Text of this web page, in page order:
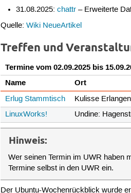
31.08.2025: chattr– Erweiterte
Quelle:Wiki NeueArtikel
Treffen und
Termine vom 02.09.2025 bis
Name
Ort
Erlug Stammtisch Kulisse
LinuxWorks!
Undine:
Hinweis:
Wer seinen Termin im UWR haben
Termine selbst in den UWR ein.
Der Ubuntu-Wochenrückblick wurde